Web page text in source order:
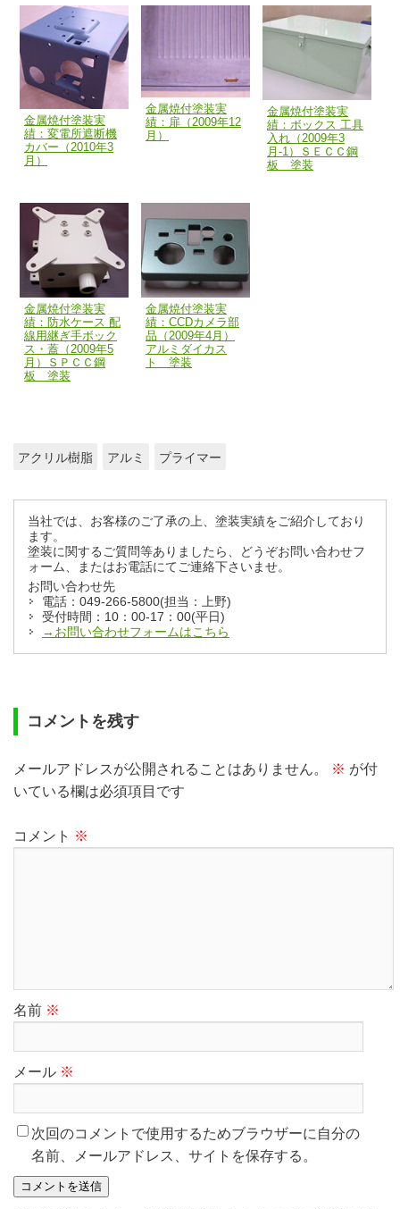
金属焼付塗装実
績：変電所遮断機
カバー（2010年3
月）
金属焼付塗装実
績：扉（2009年12
月）
金属焼付塗装実
績：ボックス 工具
入れ（2009年3
月-1）ＳＥＣＣ鋼
板 塗装
金属焼付塗装実
績：防水ケース 配
線用継ぎ手ボック
ス・蓋（2009年5
月）ＳＰＣＣ鋼
板 塗装
金属焼付塗装実
績：CCDカメラ部
品（2009年4月）
アルミダイカス
ト 塗装
アクリル樹脂 アルミ プライマー
当社では、お客様のご了承の上、塗装実績をご紹介しており
ます。
塗装に関するご質問等ありましたら、どうぞお問い合わせフ
ォーム、またはお電話にてご連絡下さいませ。
お問い合わせ先
電話：049-266-5800(担当：上野)
受付時間：10：00-17：00(平日)
→お問い合わせフォームはこちら
コメントを残す
メールアドレスが公開されることはありません。 ※ が付
いている欄は必須項目です
コメント ※
名前 ※
メール ※
次回のコメントで使用するためブラウザーに自分の
名前、メールアドレス、サイトを保存する。